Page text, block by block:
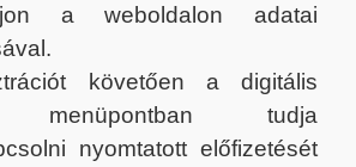
a weboldalon adatai
követően a digitális
menüpontban tudja
nyomtatott előfizetését